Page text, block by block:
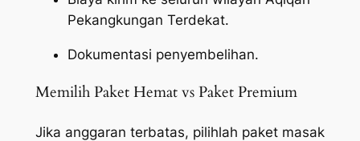
Pekangkungan Terdekat.
Dokumentasi penyembelihan.
Memilih Paket Hemat vs Paket Premium
Jika anggaran terbatas, pilihlah paket masak